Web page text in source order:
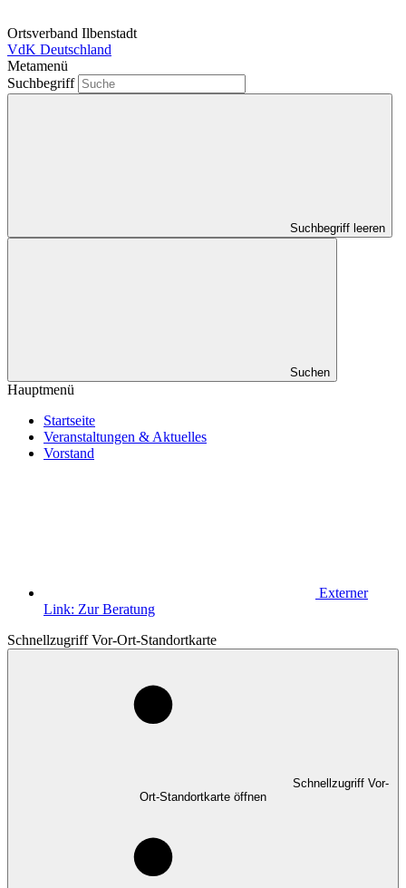
Ortsverband Ilbenstadt
VdK Deutschland
Metamenü
Suchbegriff
Suchbegriff leeren
Suchen
Hauptmenü
Startseite
Veranstaltungen & Aktuelles
Vorstand
Externer
Link: Zur Beratung
Schnellzugriff Vor-Ort-Standortkarte
Schnellzugriff Vor-
Ort-Standortkarte öffnen